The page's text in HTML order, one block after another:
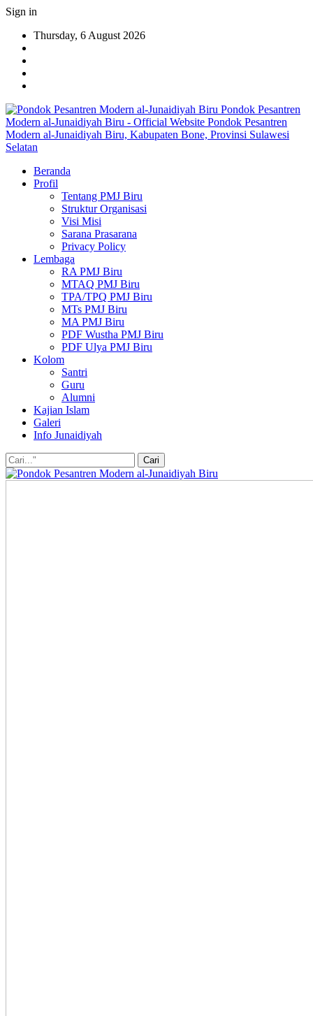
Sign in
Thursday, 6 August 2026
Pondok Pesantren
Modern al-Junaidiyah Biru - Official Website Pondok Pesantren
Modern al-Junaidiyah Biru, Kabupaten Bone, Provinsi Sulawesi
Selatan
Beranda
Profil
Tentang PMJ Biru
Struktur Organisasi
Visi Misi
Sarana Prasarana
Privacy Policy
Lembaga
RA PMJ Biru
MTAQ PMJ Biru
TPA/TPQ PMJ Biru
MTs PMJ Biru
MA PMJ Biru
PDF Wustha PMJ Biru
PDF Ulya PMJ Biru
Kolom
Santri
Guru
Alumni
Kajian Islam
Galeri
Info Junaidiyah